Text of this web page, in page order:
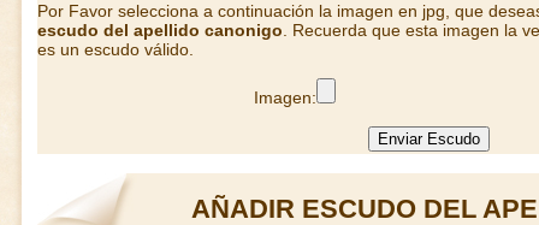
Por Favor selecciona a continuación la imagen en jpg, que
escudo del apellido canonigo . Recuerda que esta imagen la
es un escudo válido.
Imagen:
AÑADIR ESCUDO DEL